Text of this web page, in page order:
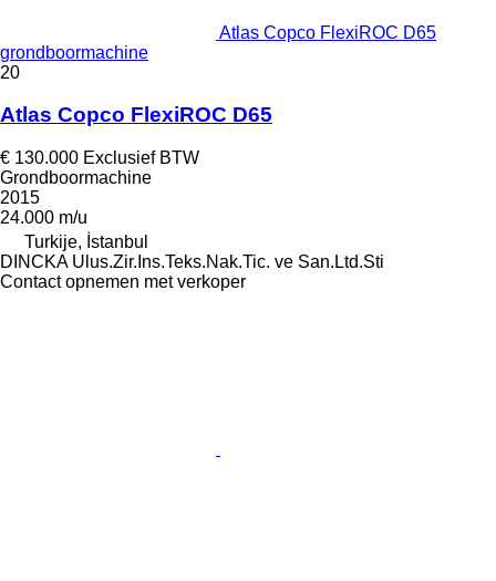
Atlas Copco FlexiROC D65
grondboormachine
20
Atlas Copco FlexiROC D65
€ 130.000 Exclusief BTW
Grondboormachine
2015
24.000 m/u
Turkije, İstanbul
DINCKA Ulus.Zir.Ins.Teks.Nak.Tic. ve San.Ltd.Sti
Contact opnemen met verkoper